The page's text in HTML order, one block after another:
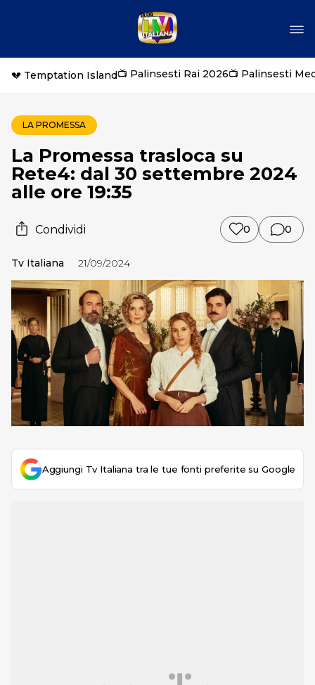
💔 Temptation Island📺 Palinsesti Rai 2026📺 Palinsesti
LA PROMESSA
La Promessa trasloca su
Rete4: dal 30 settembre 2024
alle ore 19:35
Condividi 0 0
Tv Italiana 21/09/2024
Aggiungi Tv Italiana tra le tue fonti preferite su Google